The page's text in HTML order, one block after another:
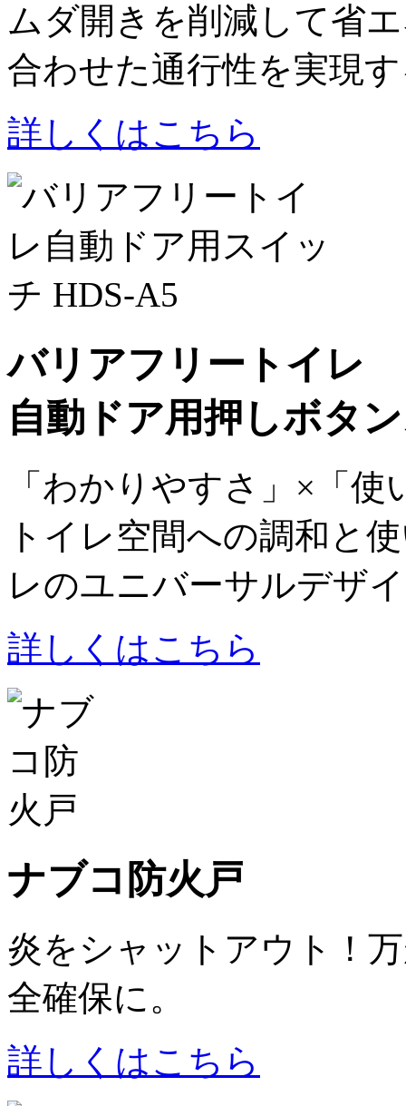
ムダ開きを削減して省
合わせた通行性を実現
詳しくはこちら
バリアフリートイレ
自動ドア用押しボタ
「わかりやすさ」×「使
トイレ空間への調和と
レのユニバーサルデザ
詳しくはこちら
ナブコ防火戸
炎をシャットアウト！
全確保に。
詳しくはこちら